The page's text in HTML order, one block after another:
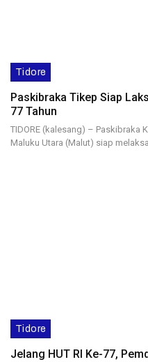
Tidore
Paskibraka Tikep Siap
77 Tahun
TIDORE (kalesang) – Paskibraka
Maluku Utara (Malut) siap
Tidore
Jelang HUT RI Ke-77,